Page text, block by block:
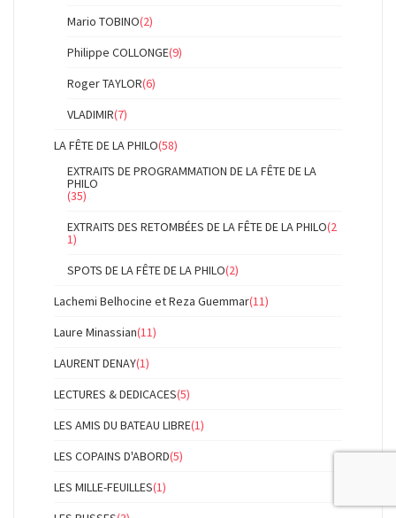
Mario TOBINO(2)
Philippe COLLONGE(9)
Roger TAYLOR(6)
VLADIMIR(7)
LA FÊTE DE LA PHILO(58)
EXTRAITS DE PROGRAMMATION DE LA FÊTE DE LA
PHILO
(35)
EXTRAITS DES RETOMBÉES DE LA FÊTE DE LA PHILO(2
1)
SPOTS DE LA FÊTE DE LA PHILO(2)
Lachemi Belhocine et Reza Guemmar(11)
Laure Minassian(11)
LAURENT DENAY(1)
LECTURES & DEDICACES(5)
LES AMIS DU BATEAU LIBRE(1)
LES COPAINS D'ABORD(5)
LES MILLE-FEUILLES(1)